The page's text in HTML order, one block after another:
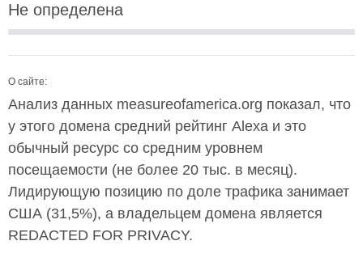
Не определена
О сайте:
Анализ данных measureofamerica.org показал, что
у этого домена средний рейтинг Alexa и это
обычный ресурс со средним уровнем
посещаемости (не более 20 тыс. в месяц).
Лидирующую позицию по доле трафика занимает
США (31,5%), а владельцем домена является
REDACTED FOR PRIVACY.